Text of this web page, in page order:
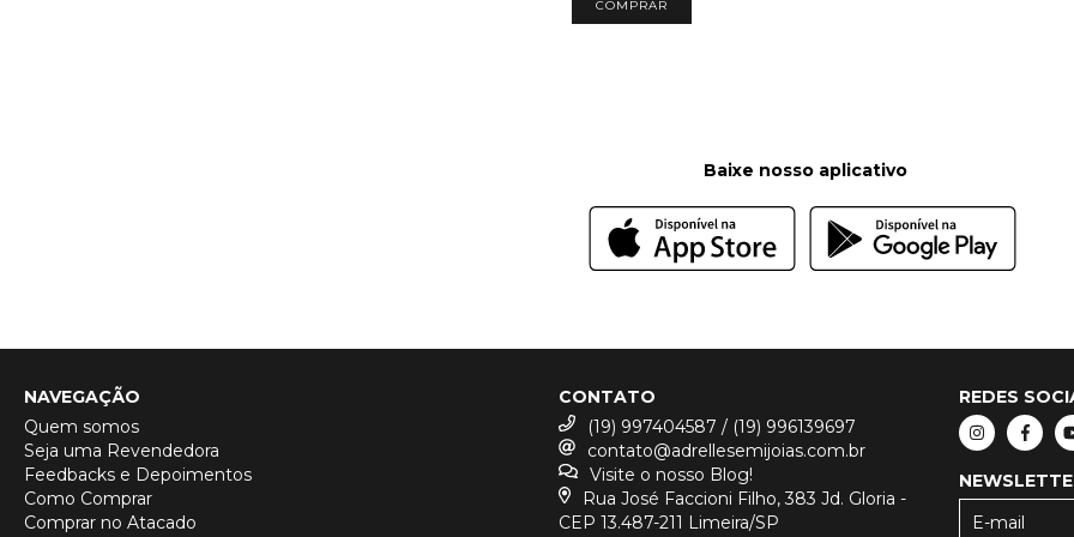
COMPRAR
Baixe nosso aplicativo
NAVEGAÇÃO
Quem somos
Seja uma Revendedora
Feedbacks e Depoimentos
Como Comprar
Comprar no Atacado
CONTATO
(19) 997404587 / (19) 996139697
contato@adrellesemijoias.com.br
Visite o nosso Blog!
Rua José Faccioni Filho, 383 Jd. Gloria -
CEP 13.487-211 Limeira/SP
REDES